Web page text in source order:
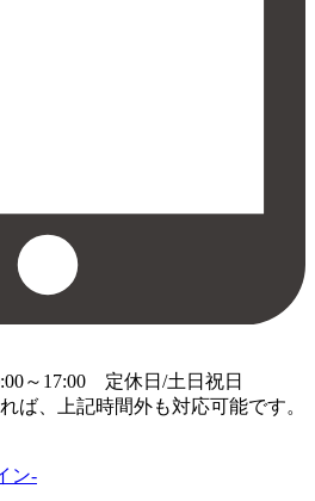
～17:00 定休日/土日祝日
ば、上記時間外も対応可能です。